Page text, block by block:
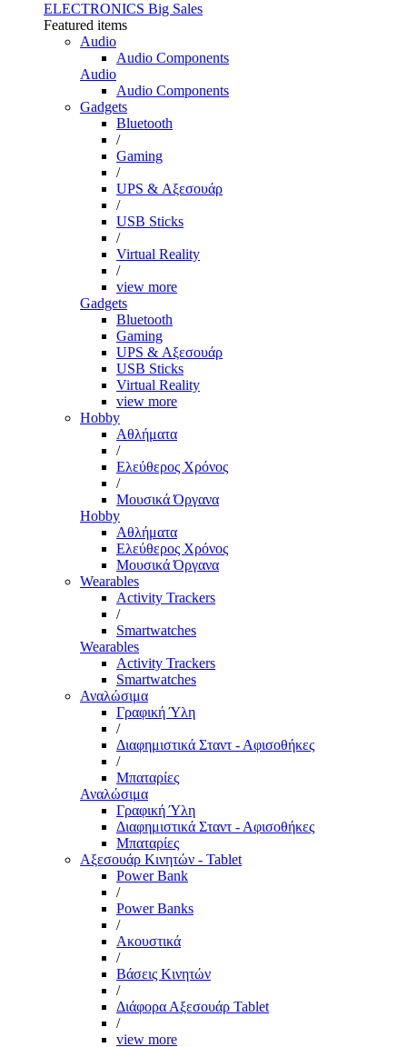
ELECTRONICS Big Sales
Featured items
Audio
Audio Components
Audio
Audio Components
Gadgets
Bluetooth
/
Gaming
/
UPS & Αξεσουάρ
/
USB Sticks
/
Virtual Reality
/
view more
Gadgets
Bluetooth
Gaming
UPS & Αξεσουάρ
USB Sticks
Virtual Reality
view more
Hobby
Αθλήματα
/
Ελεύθερος Χρόνος
/
Μουσικά Όργανα
Hobby
Αθλήματα
Ελεύθερος Χρόνος
Μουσικά Όργανα
Wearables
Activity Trackers
/
Smartwatches
Wearables
Activity Trackers
Smartwatches
Αναλώσιμα
Γραφική Ύλη
/
Διαφημιστικά Σταντ - Αφισοθήκες
/
Μπαταρίες
Αναλώσιμα
Γραφική Ύλη
Διαφημιστικά Σταντ - Αφισοθήκες
Μπαταρίες
Αξεσουάρ Κινητών - Tablet
Power Bank
/
Power Banks
/
Ακουστικά
/
Βάσεις Κινητών
/
Διάφορα Αξεσουάρ Tablet
/
view more